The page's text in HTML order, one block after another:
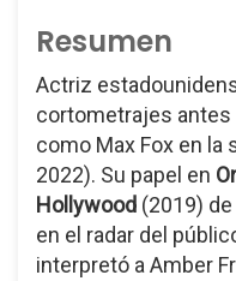
Resumen
Actriz
cortometrajes
como Max Fox en la
2022). Su papel en
Hollywood (2019)
en el radar del
interpretó a Amber